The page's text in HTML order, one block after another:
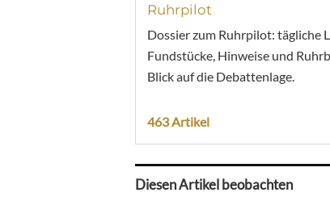
Ruhrpilot
Dossier zum Ruhrpilot: tägliche
Fundstücke, Hinweise und
Blick auf die Debattenlage.
463 Artikel
Diesen Artikel beobachten